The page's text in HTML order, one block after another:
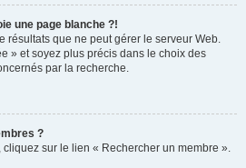
une page blanche ?!
résultats que ne peut gérer le serveur Web.
» et soyez plus précis dans le choix des
par la recherche.
?
sur le lien « Rechercher un membre ».